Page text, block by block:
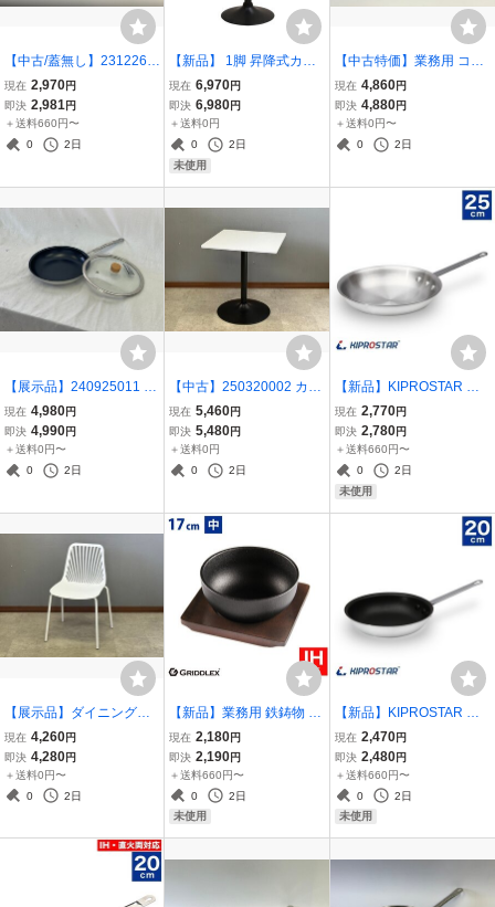
【中古/蓋無し】2312260
07-(3) 厨房用品 業務用 ホ
テルパン 1/2 3個セット 蓋
無し 深さ150mm 食材入
れ 調味料入 ステンレスバ
現在 2,970円
即決 2,981円
＋送料660円〜
0
2日
【新品】 1脚 昇降式カウ
ンターチェア WY-413 黒
脚タイプ アンティークネ
イビー バーチェアー 家具
椅子 シェルチェア
現在 6,970円
即決 6,980円
＋送料0円
0
2日
未使用
【中古特価】業務用 コニ
カル フライパン 24cm 蓋
付 蓋セット フタ IH対応
直火対応 フライパン キプ
ロスター KIPROSTAR 26
現在 4,860円
即決 4,880円
＋送料0円〜
0
2日
【展示品】240925011 業
務用 アルミフライパン フ
ッ素コーティング 24cm +
専用ガラス蓋付き 直火対
応 ★一点物
現在 4,980円
即決 4,990円
＋送料0円〜
0
2日
【中古】250320002 カフ
ェテーブル 約60x60cm角
型 CT-F60S ホワイト 白
黒脚 ダイニングテーブル
机 組立式 おしゃれ 中古
現在 5,460円
即決 5,480円
＋送料0円
0
2日
【新品】KIPROSTAR 業
務用 アルミフライパン 25
cm パスタ 炒め フライパ
ン 料理道具 キッチン用品
現在 2,770円
即決 2,780円
＋送料660円〜
0
2日
未使用
【展示品】ダイニングチ
ェア 1脚 ガーデンチェア
椅子 屋外 かわいい ホワイ
ト パステルカラー 庭用 樹
脂 チェア 軽量 ★一点物 2
現在 4,260円
即決 4,280円
＋送料0円〜
0
2日
【新品】業務用 鉄鋳物 ビ
ビンバ鍋 17cm IH対応 直
火OK 専用木台付き
現在 2,180円
即決 2,190円
＋送料660円〜
0
2日
未使用
【新品】KIPROSTAR 業
務用 アルミフライパン(表
面フッ素樹脂コーティン
グ加工) 20cm パスタ 炒め
アルミ製
現在 2,470円
即決 2,480円
＋送料660円〜
0
2日
未使用